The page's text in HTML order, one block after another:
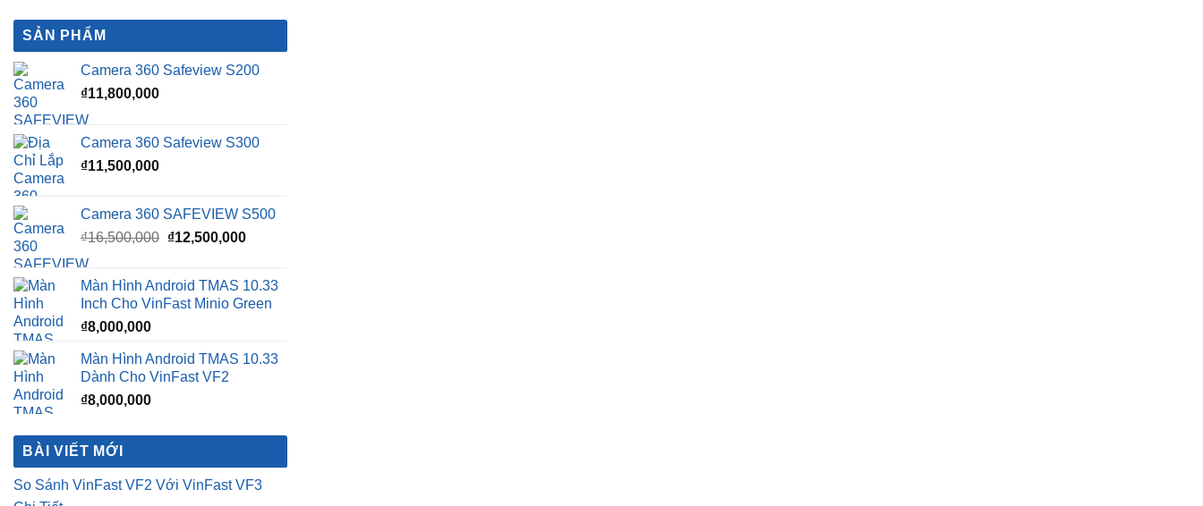
SẢN PHẨM
Camera 360 Safeview S200
₫11,800,000
Camera 360 Safeview S300
₫11,500,000
Camera 360 SAFEVIEW S500
₫16,500,000 Giá
₫16,500,000.
₫12,500,000Giá
là:
₫12,500,000.
Màn Hình Android TMAS 10.33
Inch Cho VinFast Minio Green
₫8,000,000
Màn Hình Android TMAS 10.33
Dành Cho VinFast VF2
₫8,000,000
BÀI VIẾT MỚI
So Sánh VinFast VF2 Với VinFast VF3